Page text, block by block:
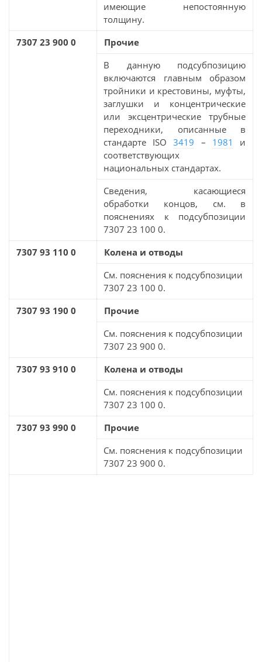
имеющие непостоянную
толщину.
7307 23 900 0
Прочие
В данную подсубпозицию
включаются главным образом
тройники и крестовины, муфты,
заглушки и концентрические
или эксцентрические трубные
переходники, описанные в
стандарте ISO3419 – 1981
и
соответствующих
национальных стандартах.
Сведения, касающиеся
обработки концов, см. в
пояснениях к подсубпозиции
7307 23 100 0.
7307 93 110 0
Колена и отводы
См. пояснения к подсубпозиции
7307 23 100 0.
7307 93 190 0
Прочие
См. пояснения к подсубпозиции
7307 23 900 0.
7307 93 910 0
Колена и отводы
См. пояснения к подсубпозиции
7307 23 100 0.
7307 93 990 0
Прочие
См. пояснения к подсубпозиции
7307 23 900 0.